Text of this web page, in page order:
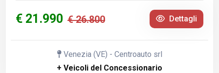
€ 21.990 € 26.800 Dettagli
Venezia (VE) - Centroauto srl
+ Veicoli del Concessionario